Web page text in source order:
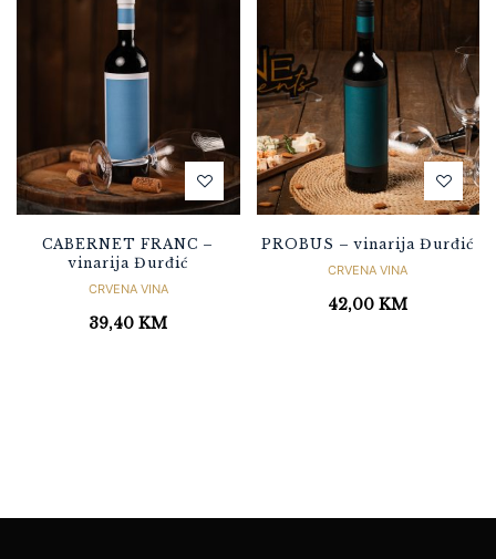
CABERNET FRANC –
vinarija Đurđić
CRVENA VINA
39,40KM
PROBUS – vinarija Đurđić
CRVENA VINA
42,00KM